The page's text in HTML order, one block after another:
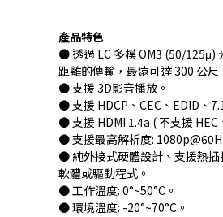
產品特色
● 透過 LC 多模 OM3 (50/125μ)
距離的傳輸，最遠可達 300 公尺
● 支援 3D影音播放。
● 支援 HDCP、CEC、EDID、
● 支援 HDMI 1.4a ( 不支援 HEC
● 支援最高解析度:
● 純外接式硬體設計、支援熱插
軟體或驅動程式。
● 工作溫度: 0°~50°C。
● 環境溫度: -20°~70°C。